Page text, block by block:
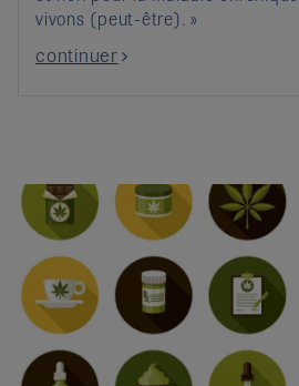
vivons (peut-être). »
continuer